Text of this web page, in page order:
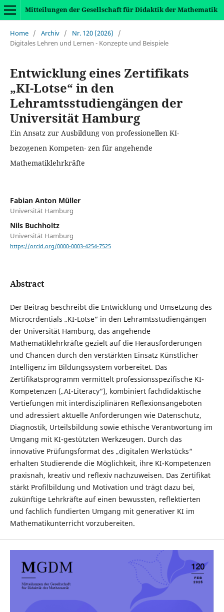
Mitteilungen der Gesellschaft für Didaktik der Mathematik
Home / Archiv / Nr. 120 (2026)
/
Digitales Lehren und Lernen - Konzepte und Beispiele
Entwicklung eines Zertifikats
„KI-Lotse“ in den
Lehramtsstudiengängen der
Universität Hamburg
Ein Ansatz zur Ausbildung von professionellen KI-
bezogenen Kompeten- zen für angehende
Mathematiklehrkräfte
Fabian Anton Müller
Universität Hamburg
Nils Buchholtz
Universität Hamburg
https://orcid.org/0000-0003-4254-7525
Abstract
Der Beitrag beschreibt die Entwicklung und Umsetzung des
Microcrdentials „KI-Lotse“ in den Lehramtsstudiengängen
der Universität Hamburg, das angehende
Mathematiklehrkräfte gezielt auf die Herausforderungen
und Chancen durch den verstärkten Einsatz Künstlicher
Intelligenz im Bildungssystem vorbereitet. Das
Zertifikatsprogramm vermittelt professionsspezifische KI-
Kompetenzen („AI-Literacy“), kombiniert fachdidaktische
Vertiefungen mit interdisziplinären Reflexionsangeboten
und adressiert aktuelle Anforderungen wie Datenschutz,
Diagnostik, Urteilsbildung sowie ethische Verantwortung im
Umgang mit KI-gestützten Werkzeugen. Durch das
innovative Prüfungsformat des „digitalen Werkstücks“
erhalten Studierende die Möglichkeit, ihre KI-Kompetenzen
praxisnah, kreativ und reflexiv nachzuweisen. Das Zertifikat
stärkt Profilbildung und Motivation und trägt dazu bei,
zukünftige Lehrkräfte auf einen bewussten, reflektierten
und fachlich fundierten Umgang mit generativer KI im
Mathematikunterricht vorzubereiten.